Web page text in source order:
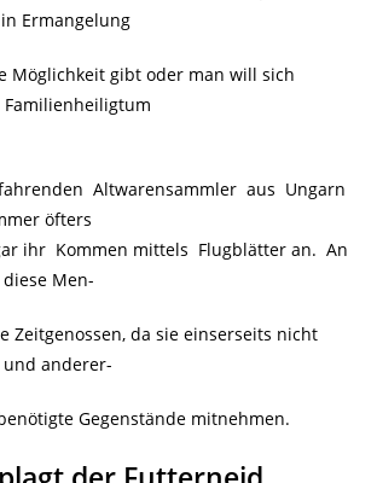
Ermangelung
Möglichkeit gibt oder man will sich
Altwarensammler aus Ungarn
öfters
ihr Kommen mittels Flugblätter an. An
Men-
Zeitgenossen, da sie einserseits nicht
anderer-
Gegenstände mitnehmen.